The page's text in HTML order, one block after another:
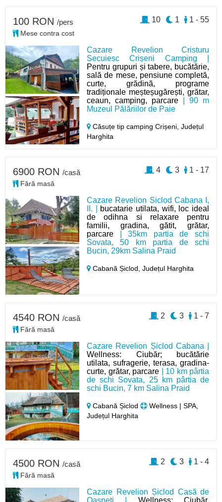
Cazare Revelion Cristuru
Secuiesc Crișeni Camping |
Pentru grupuri și tabere, bucătărie,
sală de mese, pensiune completă,
curte, grădină, programe
tradiționale meșteșugărești, grătar,
ceaun, camping, parcare | 90 m
Muzeul Pălăriilor de Paie
Căsuțe tip camping Crișeni,Județul
Harghita
100 RON /pers
Mese contra cost
1 - 55
1
10
Cazare Revelion Siclod Cabana I,
II. | bucatarie utilata, wifi, loc ideal
de odihna si relaxare pentru
familii, gradina, gătit, grătar,
parcare | 35km partia de schi
Sovata, 50 km partia de schi
Bucin, 29km Salina Praid
Cabană Șiclod,Județul Harghita
6900 RON /casă
Fără masă
1 - 17
3
4
Cazare Revelion Șiclod Cabana |
Wellness: Ciubăr; bucătărie
utilata, sufragerie, terasa, gradina-
curte, grătar, parcare | 10 km pârtia
de schi Sovata, 25 km pârtia de
schi Bucin, 7 km Salina Praid
Cabană Șiclod
Wellness | SPA,
Județul Harghita
4540 RON /casă
Fără masă
1 - 7
3
2
Cazare Revelion Șiclod Casă de
Oaspeți | Wellness: Ciubăr,
4500 RON /casă
Fără masă
1 - 4
3
2